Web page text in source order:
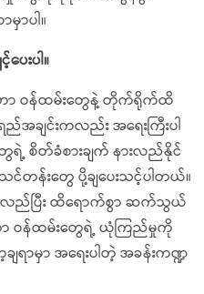
ာပါ။
ေးပါ။
ဟာ ဝန်ထမ်းတွေနဲ့ တိုက်ရိုက်ထိ
ျင်းကလည်း အရေးကြီးပါ
စိတ်ခံစားချက် နားလည်နိုင်
သင်တန်းတွေ ပို့ချပေးသင့်ပါတယ်။
းလည်ပြီး ထိရောက်စွာ ဆက်သွယ်
ာ ဝန်ထမ်းတွေရဲ့ ယုံကြည်မှုကို
ချရာမှာ အရေးပါတဲ့ အခန်းကဏ္ဍ